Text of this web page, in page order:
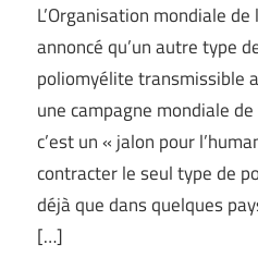
L’Organisation mondiale de
annoncé qu’un autre type
poliomyélite transmissible
une campagne mondiale
c’est un « jalon pour
contracter le seul type de
déjà que dans quelques
[…]